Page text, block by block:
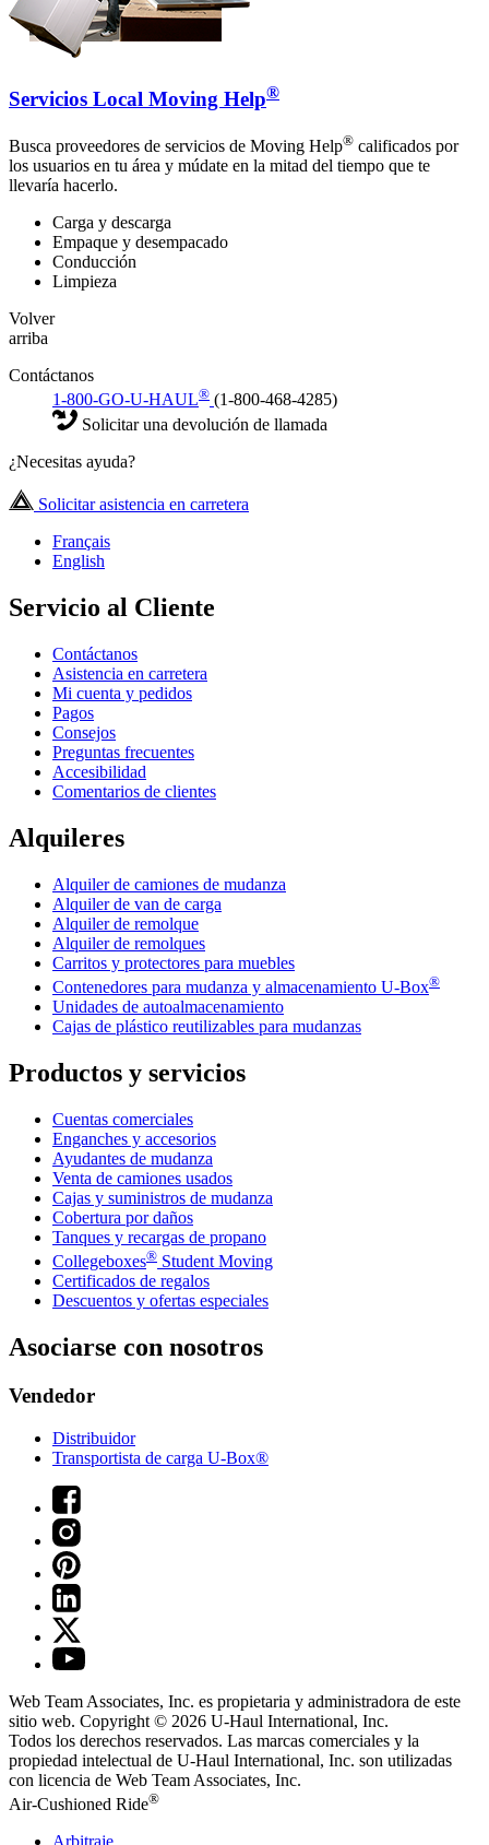
Servicios Local Moving Help®
Busca proveedores de servicios de Moving Help® calificados por
los usuarios en tu área y múdate en la mitad del tiempo que te
llevaría hacerlo.
Carga y descarga
Empaque y desempacado
Conducción
Limpieza
Volver
arriba
Contáctanos
1-800-GO-U-HAUL® (1-800-468-4285)
Solicitar una devolución de llamada
¿Necesitas ayuda?
Solicitar asistencia en carretera
Français
English
Servicio al Cliente
Contáctanos
Asistencia en carretera
Mi cuenta y pedidos
Pagos
Consejos
Preguntas frecuentes
Accesibilidad
Comentarios de clientes
Alquileres
Alquiler de camiones de mudanza
Alquiler de van de carga
Alquiler de remolque
Alquiler de remolques
Carritos y protectores para muebles
Contenedores para mudanza y almacenamiento U-Box®
Unidades de autoalmacenamiento
Cajas de plástico reutilizables para mudanzas
Productos y servicios
Cuentas comerciales
Enganches y accesorios
Ayudantes de mudanza
Venta de camiones usados
Cajas y suministros de mudanza
Cobertura por daños
Tanques y recargas de propano
Collegeboxes® Student Moving
Certificados de regalos
Descuentos y ofertas especiales
Asociarse con nosotros
Vendedor
Distribuidor
Transportista de carga U-Box®
Web Team Associates, Inc. es propietaria y administradora de este
sitio web. Copyright © 2026 U-Haul International, Inc.
Todos los derechos reservados. Las marcas comerciales y la
propiedad intelectual de U-Haul International, Inc. son utilizadas
con licencia de Web Team Associates, Inc.
Air-Cushioned Ride®